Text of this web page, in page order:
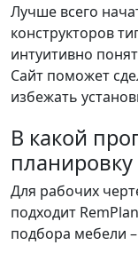
Лучше всего
конструкторов
интуитивно
Сайт поможет
избежать
В какой
Для рабочих
подходит
подбора мебели